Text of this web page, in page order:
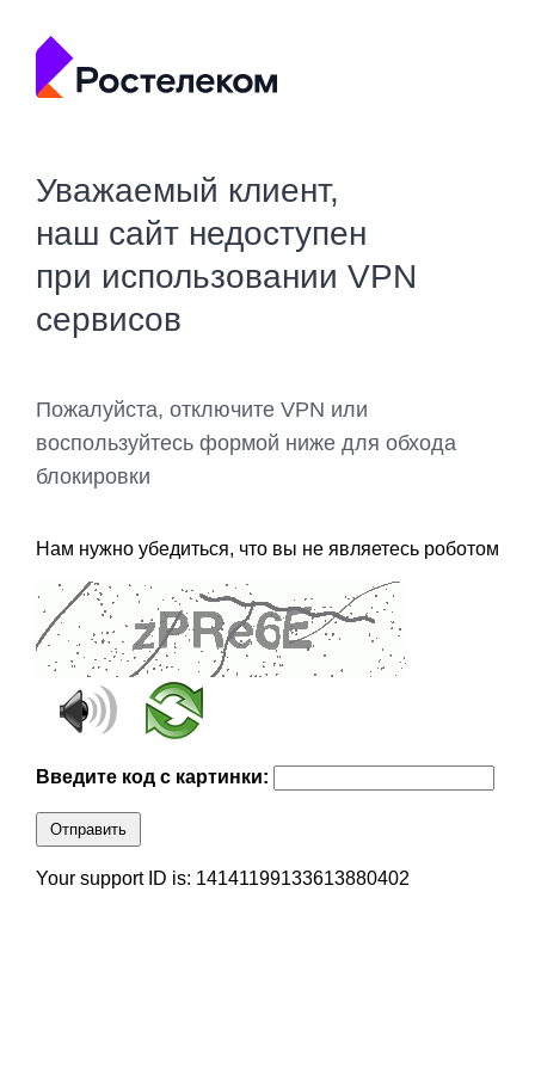
Уважаемый клиент,
наш сайт недоступен
при использовании VPN
сервисов
Пожалуйста, отключите VPN или
воспользуйтесь формой ниже для обхода
блокировки
Нам нужно убедиться, что вы не являетесь роботом
Введите код с картинки:
Отправить
Your support ID is: 14141199133613880402